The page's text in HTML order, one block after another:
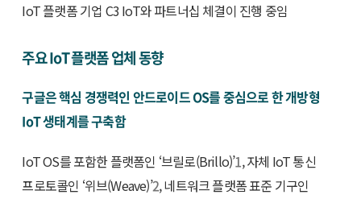
IoT 플랫폼 기업 C3 IoT와 파트너십 체결이 진행 중임
주요 IoT 플랫폼 업체 동향
구글은 핵심 경쟁력인 안드로이드 OS를 중심으로 한 개방형
IoT 생태계를 구축함
IoT OS를 포함한 플랫폼인 ‘브릴로(Brillo)’1, 자체 IoT 통신
프로토콜인 ‘위브(Weave)’2, 네트워크 플랫폼 표준 기구인